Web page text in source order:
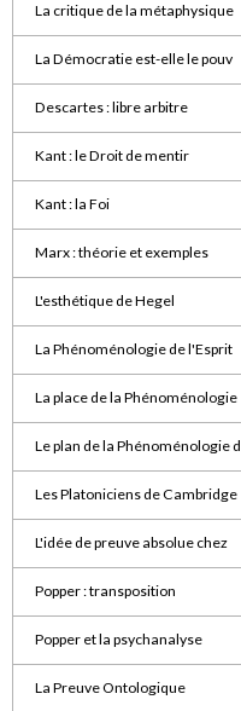
La critique de la métaphysique
La Démocratie est-elle le pouv
Descartes : libre arbitre
Kant : le Droit de mentir
Kant : la Foi
Marx : théorie et exemples
L'esthétique de Hegel
La Phénoménologie de l'Esprit
La place de la Phénoménologie
Le plan de la Phénoménologie d
Les Platoniciens de Cambridge
L'idée de preuve absolue chez
Popper : transposition
Popper et la psychanalyse
La Preuve Ontologique